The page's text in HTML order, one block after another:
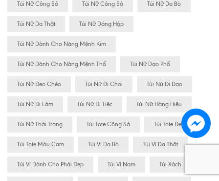
Túi Nữ Công Sỏ Túi Nữ Công Sở Túi Nữ Da Bò
Túi Nữ Da Thật Túi Nữ Dáng Hộp
Túi Nữ Dành Cho Nàng Mệnh Kim
Túi Nữ Dành Cho Nàng Mệnh Thổ Túi Nữ Dạo Phố
Túi Nữ Đeo Chéo Túi Nữ Đi Chơi Túi Nữ Đi Dạo
Túi Nữ Đi Làm Túi Nữ Đi Tiệc Túi Nữ Hàng Hiệu
Túi Nữ Thời Trang Túi Tote Công Sở Túi Tote Đẹp
Túi Tote Màu Cam Túi Ví Da Bò Túi Ví Da Thật
Túi Ví Dành Cho Phái Đẹp Túi Ví Nam Túi Xách